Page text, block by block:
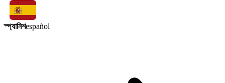
স্প্যানিশespañol